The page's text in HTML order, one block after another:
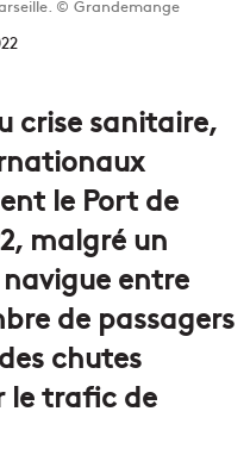
crise sanitaire,
le Port de
malgré un
entre
de passagers
chutes
le trafic de